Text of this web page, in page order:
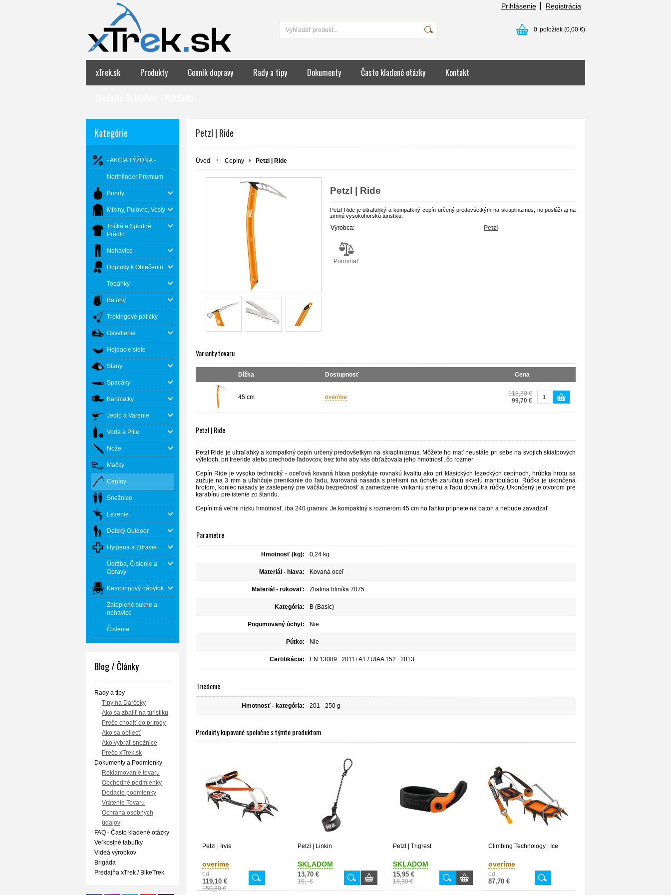
Prihlásenie Registrácia
0 položiek (0,00 €)
xTrek.sk Produkty Cenník dopravy Rady a tipy Dokumenty Často kladené otázky Kontakt
Kategórie
- AKCIA TÝŽDŇA -
Northfinder Premium
Bundy
Mikiny, Pulóvre, Vesty
Tričká a Spodné
Prádlo
Nohavice
Doplnky k Oblečeniu
Topánky
Batohy
Trekingové paličky
Osvetlenie
Hojdacie siete
Stany
Spacáky
Karimatky
Jedlo a Varenie
Voda a Pitie
Nože
Mačky
Cepíny
Snežnice
Lezenie
Detský Outdoor
Hygiena a Zdravie
Údržba, Čistenie a
Opravy
Kempingový nábytok
Zateplené sukne a
nohavice
Čistenie
Blog / Články
Rady a tipy
Tipy na Darčeky
Ako sa zbaliť na turistiku
Prečo chodiť do prírody
Ako sa obliecť
Ako vybrať snežnice
Prečo xTrek.sk
Dokumenty a Podmienky
Reklamovanie tovaru
Obchodné podmienky
Dodacie podmienky
Vrátenie Tovaru
Ochrana osobných
údajov
FAQ - Často kladené otázky
Veľkostné tabuľky
Videá výrobkov
Brigáda
Predajňa xTrek / BikeTrek
Petzl | Ride
Úvod Cepíny Petzl | Ride
Petzl | Ride
Petzl Ride je ultraľahký a kompatkný cepín určený predovšetkým na skiaplinizmus, no poslúži aj na
zimnú vysokohorskú turistiku.
Výrobca: Petzl
Porovnať
Varianty tovaru
Dĺžka Dostupnosť Cena
45 cm overíme
118,30 €
99,70 €
Petzl | Ride
Petzl Ride je ultraľahký a kompatkný cepín určený predovšetkým na skiaplinizmus. Môžete ho mať neustále pri sebe na svojich skialpových
výletoch, pri freeride alebo prechode ľadovcov, bez toho aby vás obťažovala jeho hmotnosť, čo rozmer
Cepín Ride je vysoko technický -oceľová kovaná hlava poskytuje rovnakú kvalitu ako pri klasických lezeckých cepínoch,hrúbka hrotu sa
zužuje na 3 mm a uľahčuje prenikanie do ľadu, tvarovaná násada s prelismi na úchyte zaručujú skvelú manipuláciu. Rúčka je ukončená
hrotom, koniec násady je zaslepený pre väčšiu bezpečnosť a zamedzenie vnikaniu snehu a ľadu dovnútra rúčky. Ukončený jeotvorom pre
karabínu pre istenie zo štandu.
Cepín má veľmi nízku hmotnosť, iba 240 gramov. Je kompaktný s rozmerom 45 cm ho ľahko pripnete na batoh a nebude zavadzať.
Parametre
Hmotnosť (kg): 0,24 kg
Materiál - hlava: Kovaná oceľ
Materiál - rukoväť: Zliatina hliníka 7075
Kategória: B (Basic)
Pogumovaný úchyt: Nie
Pútko: Nie
Certifikácia: EN 13089 : 2011+A1 / UIAA 152 : 2013
Triedenie
Hmotnosť - kategória: 201 - 250 g
Produkty kupované spoločne s týmto produktom
Petzl | Irvis
overíme
od
119,10 €
150,80 €
Petzl | Linkin
SKLADOM
13,70 €
15,- €
Petzl | Trigrest
SKLADOM
15,95 €
18,30 €
Climbing Technology | Ice
overíme
od
87,70 €